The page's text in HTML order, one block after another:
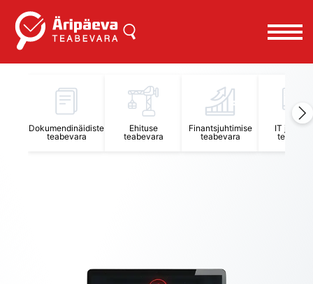
Dokumendinäidiste
teabevara
Ehituse
teabevara
Finantsjuhtimise
teabevara
IT